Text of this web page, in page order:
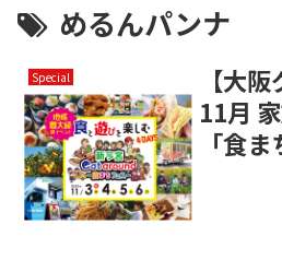
めるんパンナ
Special
【大
11月
「食